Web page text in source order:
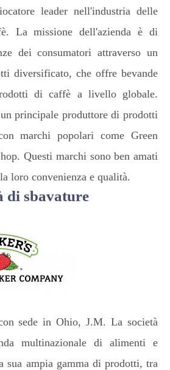
leader nell'industria delle
La missione dell'azienda è di
dei consumatori attraverso un
diversificato, che offre bevande
di caffè a livello globale.
principale produttore di prodotti
marchi popolari come Green
Questi marchi sono ben amati
loro convenienza e qualità.
di sbavature
sede in Ohio, J.M. La società
multinazionale di alimenti e
sua ampia gamma di prodotti, tra